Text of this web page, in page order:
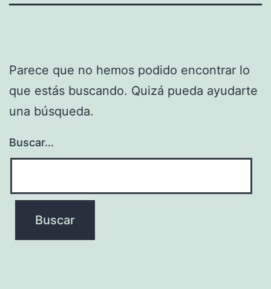
Parece que no hemos podido encontrar lo
que estás buscando. Quizá pueda ayudarte
una búsqueda.
Buscar...